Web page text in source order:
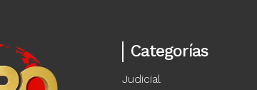
Categorías
Judicial